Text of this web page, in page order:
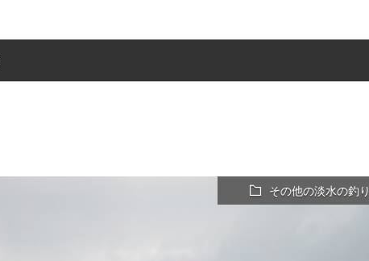
その他の淡水の釣り